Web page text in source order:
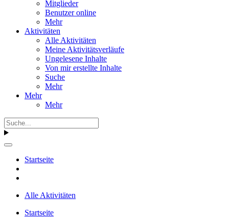
Mitglieder
Benutzer online
Mehr
Aktivitäten
Alle Aktivitäten
Meine Aktivitätsverläufe
Ungelesene Inhalte
Von mir erstellte Inhalte
Suche
Mehr
Mehr
Mehr
Startseite
Alle Aktivitäten
Startseite